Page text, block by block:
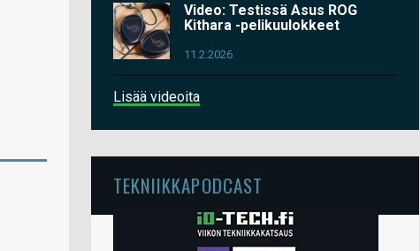
Video: Testissä Asus ROG
Kithara -pelikuulokkeet
11.2.2026
Lisää videoita
TEKNIIKKAPODCAST